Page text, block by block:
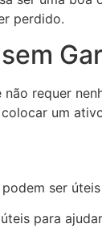
perdido.
requer
um
ser
para